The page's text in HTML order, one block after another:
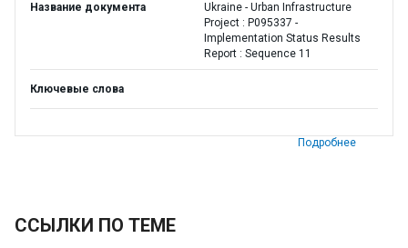
Название документа
Ukraine - Urban Infrastructure
Project : P095337 -
Implementation Status Results
Report : Sequence 11
Ключевые слова
Подробнее
ССЫЛКИ ПО ТЕМЕ